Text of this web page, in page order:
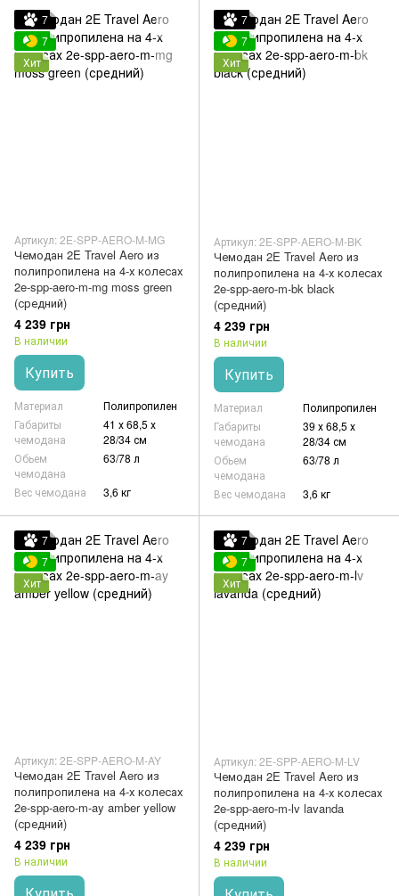
7
7
Хит
Артикул: 2E-SPP-AERO-M-MG
Чемодан 2E Travel Aero из
полипропилена на 4-х колесах
2e-spp-aero-m-mg moss green
(средний)
4 239 грн
В наличии
Купить
Материал
Полипропилен
Габариты
чемодана
41 х 68,5 х
28/34 см
Обьем
чемодана
63/78 л
Вес чемодана 3,6 кг
7
7
Хит
Артикул: 2E-SPP-AERO-M-BK
Чемодан 2E Travel Aero из
полипропилена на 4-х колесах
2e-spp-aero-m-bk black
(средний)
4 239 грн
В наличии
Купить
Материал
Полипропилен
Габариты
чемодана
39 х 68,5 х
28/34 см
Обьем
чемодана
63/78 л
Вес чемодана 3,6 кг
7
7
Хит
Артикул: 2E-SPP-AERO-M-AY
Чемодан 2E Travel Aero из
полипропилена на 4-х колесах
2e-spp-aero-m-ay amber yellow
(средний)
4 239 грн
В наличии
7
7
Хит
Артикул: 2E-SPP-AERO-M-LV
Чемодан 2E Travel Aero из
полипропилена на 4-х колесах
2e-spp-aero-m-lv lavanda
(средний)
4 239 грн
В наличии